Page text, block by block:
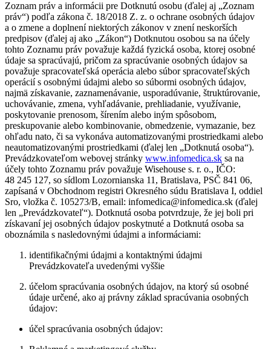
Zoznam práv a informácii pre Dotknutú osobu (ďalej aj „Zoznam
práv“) podľa zákona č. 18/2018 Z. z. o ochrane osobných údajov
a o zmene a doplnení niektorých zákonov v znení neskorších
predpisov (ďalej aj ako „Zákon“) Dotknutou osobou sa na účely
tohto Zoznamu práv považuje každá fyzická osoba, ktorej osobné
údaje sa spracúvajú, pričom za spracúvanie osobných údajov sa
považuje spracovateľská operácia alebo súbor spracovateľských
operácií s osobnými údajmi alebo so súbormi osobných údajov,
najmä získavanie, zaznamenávanie, usporadúvanie, štruktúrovanie,
uchovávanie, zmena, vyhľadávanie, prehliadanie, využívanie,
poskytovanie prenosom, šírením alebo iným spôsobom,
preskupovanie alebo kombinovanie, obmedzenie, vymazanie, bez
ohľadu nato, či sa vykonáva automatizovanými prostriedkami alebo
neautomatizovanými prostriedkami (ďalej len „Dotknutá osoba“).
Prevádzkovateľom webovej stránky www.infomedica.sk sa na
účely tohto Zoznamu práv považuje Wisehouse s. r. o., IČO:
48 245 127, so sídlom Lozornianska 11, Bratislava, PSČ 841 06,
zapísaná v Obchodnom registri Okresného súdu Bratislava I, oddiel
Sro, vložka č. 105273/B, email: infomedica@infomedica.sk (ďalej
len „Prevádzkovateľ“). Dotknutá osoba potvrdzuje, že jej boli pri
získavaní jej osobných údajov poskytnuté a Dotknutá osoba sa
oboznámila s nasledovnými údajmi a informáciami:
identifikačnými údajmi a kontaktnými údajmi
Prevádzkovateľa uvedenými vyššie
účelom spracúvania osobných údajov, na ktorý sú osobné
údaje určené, ako aj právny základ spracúvania osobných
údajov:
účel spracúvania osobných údajov: